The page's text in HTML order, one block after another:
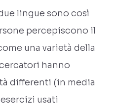
lingue sono così
percepiscono il
una varietà della
hanno
differenti (in media
usati